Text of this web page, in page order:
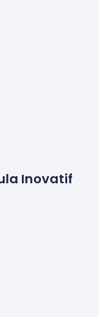
Inovatif